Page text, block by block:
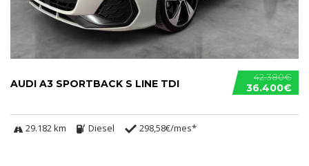
42.380€
36.400€
AUDI A3 SPORTBACK S LINE TDI
29.182 km Diesel 298,58€/mes*